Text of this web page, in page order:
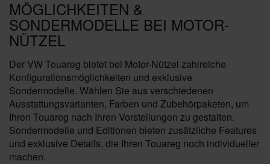
MÖGLICHKEITEN &
SONDERMODELLE BEI MOTOR-
NÜTZEL
Der VW Touareg bietet bei Motor-Nützel zahlreiche
Konfigurationsmöglichkeiten und exklusive
Sondermodelle. Wählen Sie aus verschiedenen
Ausstattungsvarianten, Farben und Zubehörpaketen, um
Ihren Touareg nach Ihren Vorstellungen zu gestalten.
Sondermodelle und Editionen bieten zusätzliche Features
und exklusive Details, die Ihren Touareg noch individueller
machen.